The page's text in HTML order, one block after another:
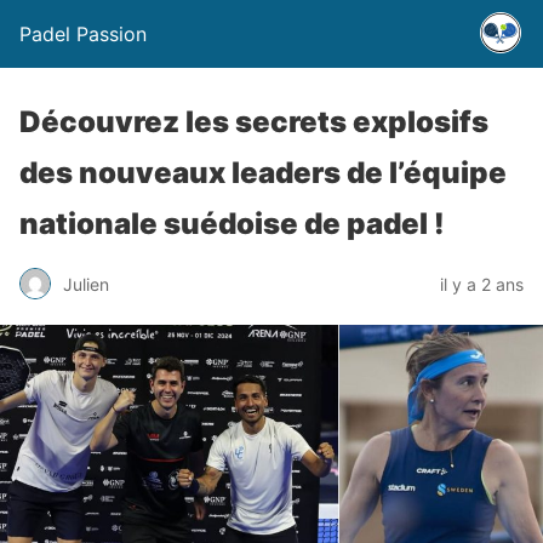
Padel Passion
Découvrez les secrets explosifs
des nouveaux leaders de l’équipe
nationale suédoise de padel !
Julien il y a 2 ans